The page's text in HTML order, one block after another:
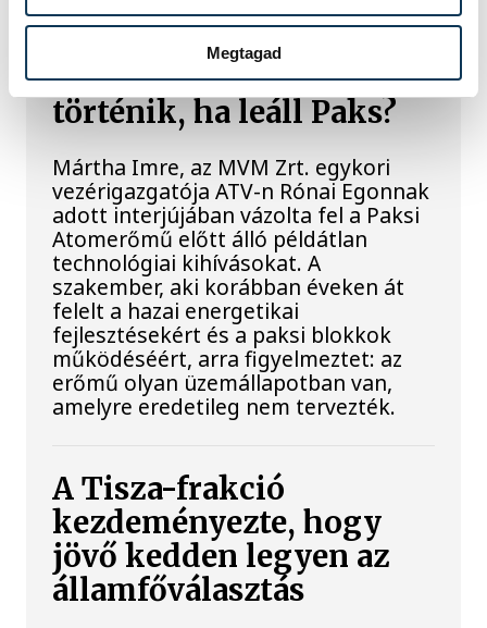
Megtagad
Késéltánc a Dunán: Mi
történik, ha leáll Paks?
Mártha Imre, az MVM Zrt. egykori
vezérigazgatója ATV-n Rónai Egonnak
adott interjújában vázolta fel a Paksi
Atomerőmű előtt álló példátlan
technológiai kihívásokat. A
szakember, aki korábban éveken át
felelt a hazai energetikai
fejlesztésekért és a paksi blokkok
működéséért, arra figyelmeztet: az
erőmű olyan üzemállapotban van,
amelyre eredetileg nem tervezték.
A Tisza-frakció
kezdeményezte, hogy
jövő kedden legyen az
államfőválasztás